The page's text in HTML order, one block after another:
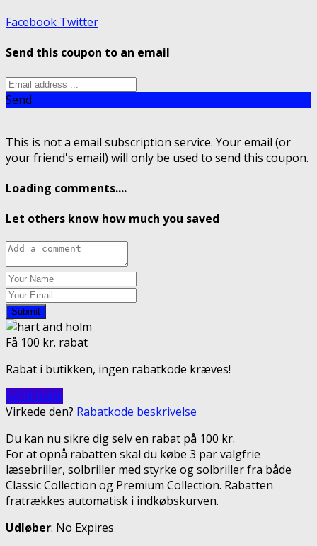
Facebook Twitter
Send this coupon to an email
Send
This is not a email subscription service. Your email (or
your friend's email) will only be used to send this coupon.
Loading comments....
Let others know how much you saved
Submit
Få 100 kr. rabat
Rabat i butikken, ingen rabatkode kræves!
Gå til butik
Virkede den? Rabatkode beskrivelse
Du kan nu sikre dig selv en rabat på 100 kr.
For at opnå rabatten skal du købe 3 par valgfrie
læsebriller, solbriller med styrke og solbriller fra både
Classic Collection og Premium Collection. Rabatten
fratrækkes automatisk i indkøbskurven.
Udløber: No Expires